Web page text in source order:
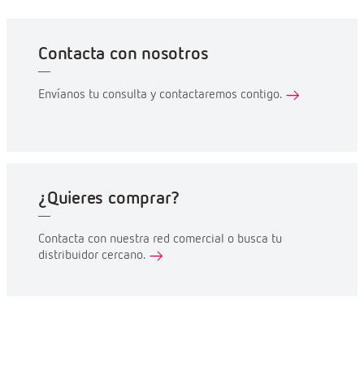
Contacta con nosotros
Envíanos tu consulta y contactaremos contigo.
¿Quieres comprar?
Contacta con nuestra red comercial o busca tu
distribuidor cercano.